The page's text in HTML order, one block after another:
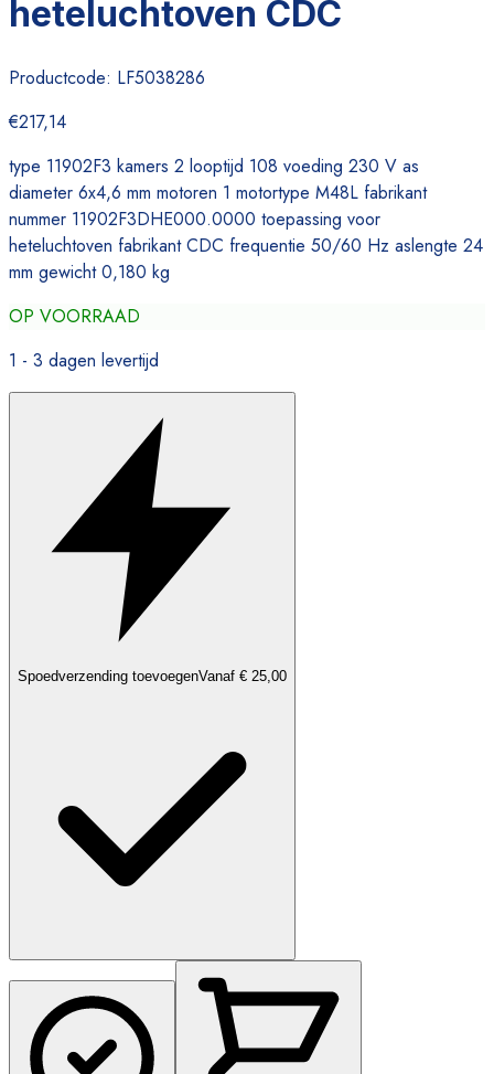
heteluchtoven CDC
Productcode: LF5038286
€217,14
type 11902F3 kamers 2 looptijd 108 voeding 230 V as
diameter 6x4,6 mm motoren 1 motortype M48L fabrikant
nummer 11902F3DHE000.0000 toepassing voor
heteluchtoven fabrikant CDC frequentie 50/60 Hz aslengte 24
mm gewicht 0,180 kg
OP VOORRAAD
1 - 3 dagen levertijd
Spoedverzending toevoegenVanaf € 25,00